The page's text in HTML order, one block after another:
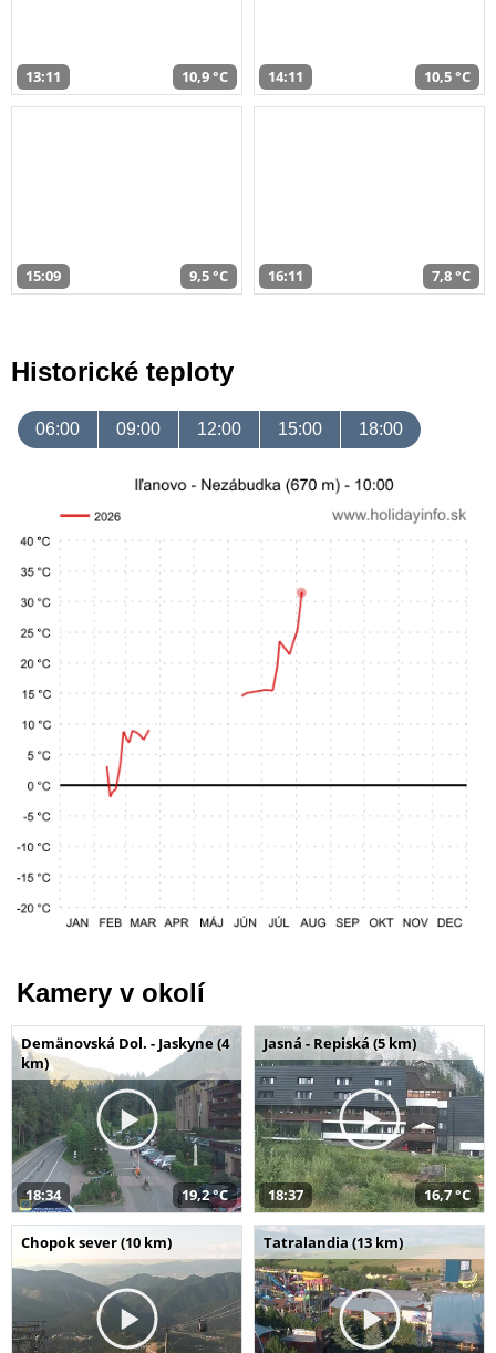
13:11 10,9 °C 14:11 10,5 °C
15:09 9,5 °C 16:11 7,8 °C
Historické teploty
06:00 09:00 12:00 15:00 18:00
Kamery v okolí
Demänovská Dol. - Jaskyne (4
km)
18:34 19,2 °C
Jasná - Repiská (5 km)
18:37 16,7 °C
Chopok sever (10 km) Tatralandia (13 km)